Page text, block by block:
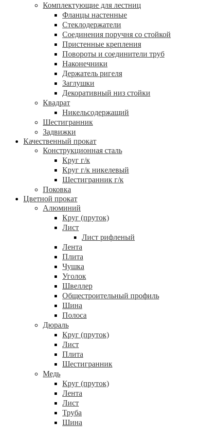
Комплектующие для лестниц
Фланцы настенные
Стеклодержатели
Соединения поручня со стойкой
Пристенные крепления
Повороты и соединители труб
Наконечники
Держатель ригеля
Заглушки
Декоративный низ стойки
Квадрат
Никельсодержащий
Шестигранник
Задвижки
Качественный прокат
Конструкционная сталь
Круг г/к
Круг г/к никелевый
Шестигранник г/к
Поковка
Цветной прокат
Алюминий
Круг (пруток)
Лист
Лист рифленый
Лента
Плита
Чушка
Уголок
Швеллер
Общестроительный профиль
Шина
Полоса
Дюраль
Круг (пруток)
Лист
Плита
Шестигранник
Медь
Круг (пруток)
Лента
Лист
Труба
Шина